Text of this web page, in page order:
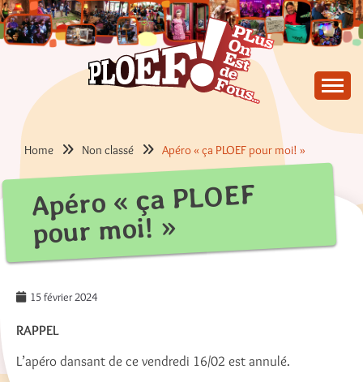
Skip
to
content
PLOEF!
Home Non classé Apéro « ça PLOEF pour moi! »
Apéro « ça PLOEF
pour moi! »
15 février 2024
RAPPEL
L’apéro dansant de ce vendredi 16/02 est annulé.